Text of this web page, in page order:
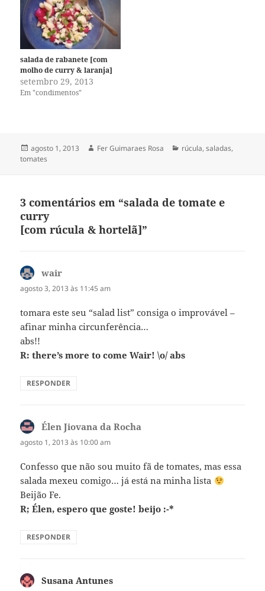
salada de rabanete [com
molho de curry & laranja]
setembro 29, 2013
Em "condimentos"
Publicado
em
agosto 1, 2013 Autor
Fer Guimaraes Rosa Categorias
rúcula,saladas,
tomates
3 comentários em “salada de tomate e
curry
[com rúcula & hortelã]”
wair
agosto 3, 2013 às 11:45 am
tomara este seu “salad list” consiga o improvável –
afinar minha circunferência…
abs!!
R: there’s more to come Wair! \o/ abs
RESPONDER
Élen Jiovana da Rocha
agosto 1, 2013 às 10:00 am
Confesso que não sou muito fã de tomates, mas essa
salada mexeu comigo… já está na minha lista
Beijão Fe.
R; Élen, espero que goste! beijo :-*
RESPONDER
Susana Antunes